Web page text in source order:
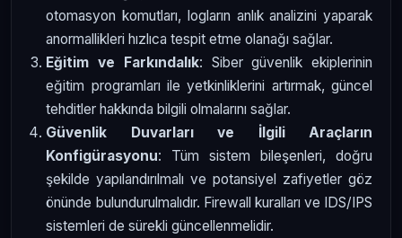
otomasyon komutları, logların anlık analizini yaparak
anormallikleri hızlıca tespit etme olanağı sağlar.
Eğitim ve Farkındalık: Siber güvenlik ekiplerinin
eğitim programları ile yetkinliklerini artırmak, güncel
tehditler hakkında bilgili olmalarını sağlar.
Güvenlik Duvarları ve İlgili Araçların
Konfigürasyonu: Tüm sistem bileşenleri, doğru
şekilde yapılandırılmalı ve potansiyel zafiyetler göz
önünde bulundurulmalıdır. Firewall kuralları ve IDS/IPS
sistemleri de sürekli güncellenmelidir.